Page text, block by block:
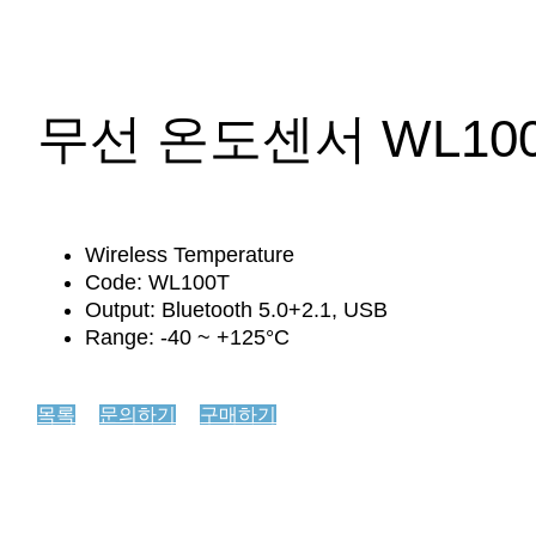
무선 온도센서
Wireless Temperature
Code: WL100T
Output: Bluetooth 5.0+2.1, USB
Range: -40 ~ +125°C
목록 문의하기 구매하기